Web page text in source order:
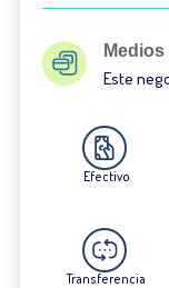
Este
Efectivo
Transferencia